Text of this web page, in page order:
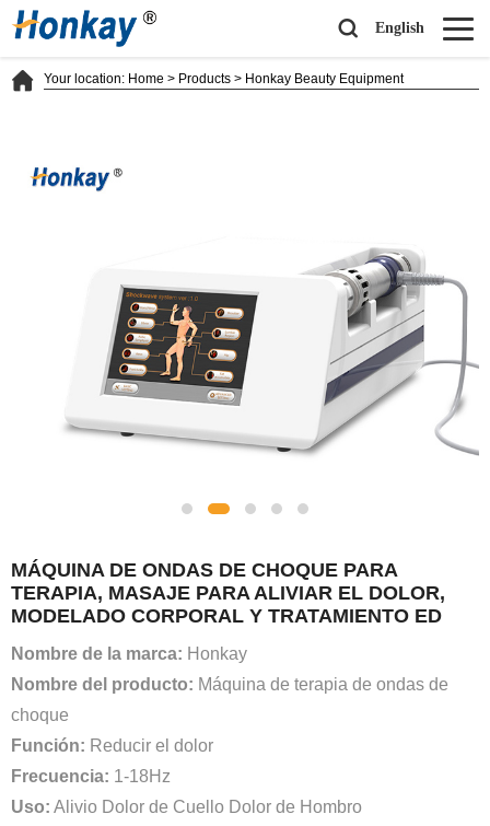
English
Your location: Home > Products > Honkay Beauty Equipment
MÁQUINA DE ONDAS DE CHOQUE PARA
TERAPIA, MASAJE PARA ALIVIAR EL DOLOR,
MODELADO CORPORAL Y TRATAMIENTO ED
Nombre de la marca: Honkay
Nombre del producto: Máquina de terapia de ondas de
choque
Función: Reducir el dolor
Frecuencia: 1-18Hz
Uso: Alivio Dolor de Cuello Dolor de Hombro